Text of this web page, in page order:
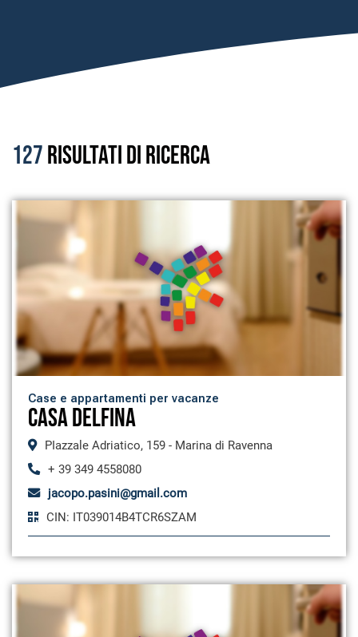
127Risultati di ricerca
Case e appartamenti per vacanze
CASA DELFINA
PIazzale Adriatico, 159 - Marina di Ravenna
+ 39 349 4558080
jacopo.pasini@gmail.com
CIN: IT039014B4TCR6SZAM